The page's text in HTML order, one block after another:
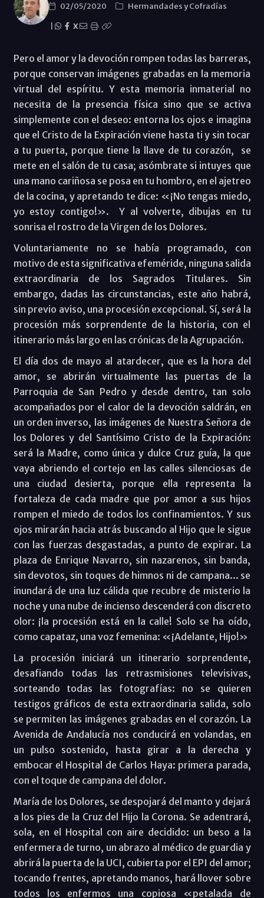
02/05/2020
Hermandades y Cofradías
X
Pero el amor y la devoción rompen todas las barreras,
porque conservan imágenes grabadas en la memoria
virtual del espíritu. Y esta memoria inmaterial no
necesita de la presencia física sino que se activa
simplemente con el deseo: entorna los ojos e imagina
que el Cristo de la Expiración viene hasta ti y sin tocar
a tu puerta, porque tiene la llave de tu corazón,
se
mete en el salón de tu casa; asómbrate si intuyes que
una mano cariñosa se posa en tu hombro, en el ajetreo
de la cocina, y apretando te dice: «¡No tengas miedo,
yo estoy contigo!».
Y al volverte, dibujas en tu
sonrisa el rostro de la Virgen de los Dolores.
Voluntariamente no se había programado, con
motivo de esta significativa efeméride, ninguna salida
extraordinaria de los Sagrados Titulares. Sin
embargo, dadas las circunstancias, este año habrá,
sin previo aviso, una procesión excepcional. Sí, será la
procesión más sorprendente de la historia, con el
itinerario más largo en las crónicas de la Agrupación.
El día dos de mayo al atardecer, que es la hora del
amor, se abrirán virtualmente las puertas de la
Parroquia de San Pedro y desde dentro, tan solo
acompañados por el calor de la devoción saldrán, en
un orden inverso, las imágenes de Nuestra Señora de
los Dolores y del Santísimo Cristo de la Expiración:
será la Madre, como única y dulce Cruz guía, la que
vaya abriendo el cortejo en las calles silenciosas de
una ciudad desierta, porque ella representa la
fortaleza de cada madre que por amor a sus hijos
rompen el miedo de todos los confinamientos. Y sus
ojos mirarán hacia atrás buscando al Hijo que le sigue
con las fuerzas desgastadas, a punto de expirar. La
plaza de Enrique Navarro, sin nazarenos, sin banda,
sin devotos, sin toques de himnos ni de campana... se
inundará de una luz cálida que recubre de misterio la
noche y una nube de incienso descenderá con discreto
olor: ¡la procesión está en la calle! Solo se ha oído,
como capataz, una voz femenina: «¡Adelante, Hijo!»
La procesión iniciará un itinerario sorprendente,
desafiando todas las retrasmisiones televisivas,
sorteando todas las fotografías: no se quieren
testigos gráficos de esta extraordinaria salida, solo
se permiten las imágenes grabadas en el corazón. La
Avenida de Andalucía nos conducirá en volandas, en
un pulso sostenido, hasta girar a la derecha y
embocar el Hospital de Carlos Haya: primera parada,
con el toque de campana del dolor.
María de los Dolores, se despojará del manto y dejará
a los pies de la Cruz del Hijo la Corona. Se adentrará,
sola, en el Hospital con aire decidido: un beso a la
enfermera de turno, un abrazo al médico de guardia y
abrirá la puerta de la UCI, cubierta por el EPI del amor;
tocando frentes, apretando manos, hará llover sobre
todos los enfermos una copiosa «petalada de